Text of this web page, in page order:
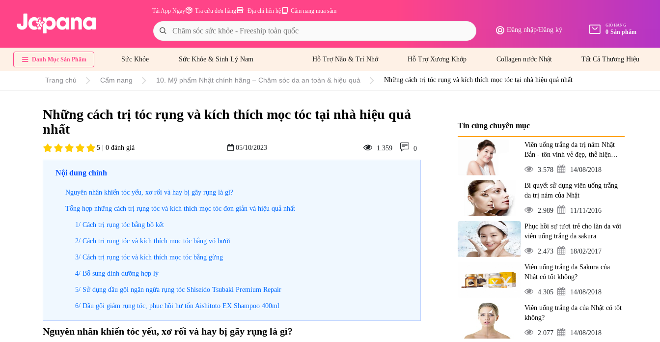
Cẩm nang mua sắm
Địa chỉ liên hệ
Tra cứu đơn hàng
Tải App Ngay
Đăng nhập/Đăng ký
GIỎ HÀNG
0 Sản phẩm
Danh Mục Sản Phẩm Sức Khỏe Sức Khỏe & Sinh Lý Nam Hỗ Trợ Não & Trí Nhớ Hỗ Trợ Xương Khớp Collagen nước Nhật Tất Cả Thương Hiệu
Trang chủ Cẩm nang 10. Mỹ phẩm Nhật chính hãng – Chăm sóc da an toàn & hiệu quả Những cách trị tóc rụng và kích thích mọc tóc tại nhà hiệu quả nhất
Những cách trị tóc rụng và kích thích mọc tóc tại nhà hiệu quả
nhất
5 | 0 đánh giá 05/10/2023 1.359 0
Nội dung chính
Nguyên nhân khiến tóc yếu, xơ rối và hay bị gãy rụng là gì?
Tổng hợp những cách trị rụng tóc và kích thích mọc tóc đơn giản và hiệu quả nhất
1/ Cách trị rụng tóc bằng bồ kết
2/ Cách trị rụng tóc và kích thích mọc tóc bằng vỏ bưởi
3/ Cách trị rụng tóc và kích thích mọc tóc bằng gừng
4/ Bổ sung dinh dưỡng hợp lý
5/ Sử dụng dầu gội ngăn ngừa rụng tóc Shiseido Tsubaki Premium Repair
6/ Dầu gội giảm rụng tóc, phục hồi hư tổn Aishitoto EX Shampoo 400ml
Nguyên nhân khiến tóc yếu, xơ rối và hay bị gãy rụng là gì?
Tin cùng chuyên mục
Viên uống trắng da trị nám Nhật
Bản - tôn vinh vẻ đẹp, thể hiện
đẳng cấp
3.578 14/08/2018
Bí quyết sử dụng viên uống trắng
da trị nám của Nhật
2.989 11/11/2016
Phục hồi sự tươi trẻ cho làn da với
viên uống trắng da sakura
2.473 18/02/2017
Viên uống trắng da Sakura của
Nhật có tốt không?
4.305 14/08/2018
Viên uống trắng da của Nhật có tốt
không?
2.077 14/08/2018